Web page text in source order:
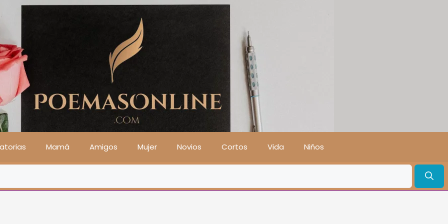
Mamá Amigos Mujer Novios Cortos Vida Niños